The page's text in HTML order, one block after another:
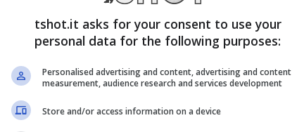
che “Vanoli si chiuderà in settimana“, ha
allenatore delVenezia, facendone
ha infatti detto che “Di Francesco è uno dei
giorni
quello dell’ex Frosinone.
tshot.it asks for your consent to use your
personal data for the following purposes:
Personalised advertising and content, advertising and content
measurement, audience research and services development
Store and/or access information on a device